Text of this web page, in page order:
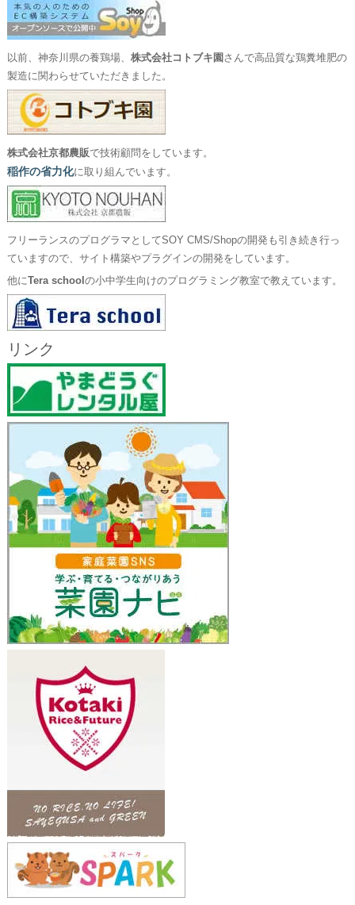
以前、神奈川県の養鶏場、 株式会社コトブキ園 さんで高品質な鶏糞堆肥の
製造に関わらせていただきました。
株式会社京都農販で技術顧問をしています。
稲作の省力化に取り組んでいます。
フリーランスのプログラマとしてSOY CMS/Shopの開発も引き続き行っ
ていますので、サイト構築やプラグインの開発をしています。
他にTera school の小中学生向けのプログラミング教室で教えています。
リンク